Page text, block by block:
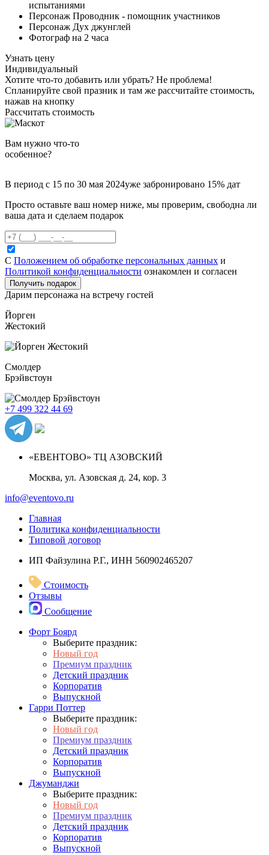
испытаниями
Персонаж Проводник - помощник участников
Персонаж Дух джунглей
Фотограф на 2 часа
Узнать цену
Индивидуальный
Хотите что-то добавить или убрать? Не проблема!
Спланируйте свой празник и там же рассчитайте стоимость,
нажав на кнопку
Рассчитать стоимость
Вам нужно что-то
особенное?
В период с 15 по 30 мая 2024уже забронировано 15% дат
Просто оставьте ваш номер ниже, мы проверим, свободна ли
ваша дата и сделаем подарок
С Положением об обработке персональных данных и
Политикой конфиденциальности ознакомлен и согласен
Получить подарок
Дарим персонажа на встречу гостей
Йорген
Жестокий
Смолдер
Брэйвстоун
+7 499 322 44 69
«ЕВЕНТОВО» ТЦ АЗОВСКИЙ
Москва, ул. Азовская д. 24, кор. 3
info@eventovo.ru
Главная
Политика конфиденциальности
Типовой договор
ИП Файзулина Р.Г., ИНН 560902465207
Стоимость
Отзывы
Сообщение
Форт Боярд
Выберите праздник:
Новый год
Премиум праздник
Детский праздник
Корпоратив
Выпускной
Гарри Поттер
Выберите праздник:
Новый год
Премиум праздник
Детский праздник
Корпоратив
Выпускной
Джуманджи
Выберите праздник:
Новый год
Премиум праздник
Детский праздник
Корпоратив
Выпускной